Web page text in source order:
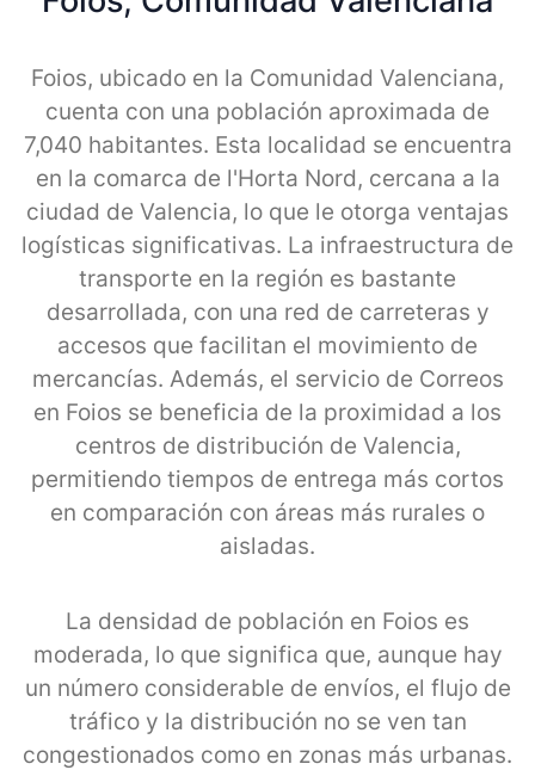
Foios, ubicado en la Comunidad Valenciana,
cuenta con una población aproximada de
7,040 habitantes. Esta localidad se encuentra
en la comarca de l'Horta Nord, cercana a la
ciudad de Valencia, lo que le otorga ventajas
logísticas significativas. La infraestructura de
transporte en la región es bastante
desarrollada, con una red de carreteras y
accesos que facilitan el movimiento de
mercancías. Además, el servicio de Correos
en Foios se beneficia de la proximidad a los
centros de distribución de Valencia,
permitiendo tiempos de entrega más cortos
en comparación con áreas más rurales o
aisladas.
La densidad de población en Foios es
moderada, lo que significa que, aunque hay
un número considerable de envíos, el flujo de
tráfico y la distribución no se ven tan
congestionados como en zonas más urbanas.